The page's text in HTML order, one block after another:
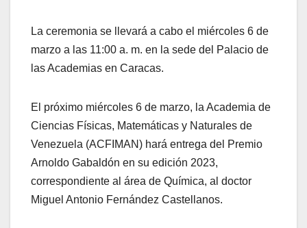
La ceremonia se llevará a cabo el miércoles 6 de
marzo a las 11:00 a. m. en la sede del Palacio de
las Academias en Caracas.
El próximo miércoles 6 de marzo, la Academia de
Ciencias Físicas, Matemáticas y Naturales de
Venezuela (ACFIMAN) hará entrega del Premio
Arnoldo Gabaldón en su edición 2023,
correspondiente al área de Química, al doctor
Miguel Antonio Fernández Castellanos.